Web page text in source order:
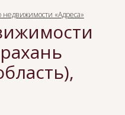
недвижимости «Адреса»